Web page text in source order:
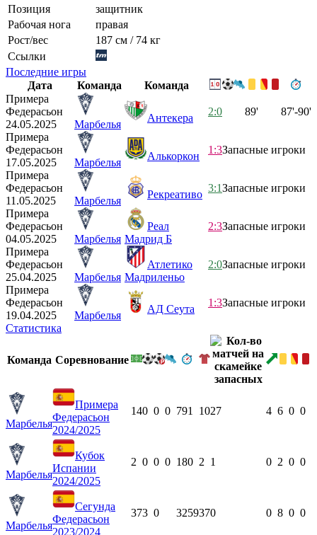
Позиция
защитник
Рабочая нога
правая
Рост/вес
187 см / 74 кг
Ссылки
Последние игры
Дата
Команда
Команда
Примера
Федерасьон
24.05.2025
Марбелья
Антекера
2:0 89' 87'-90'
Примера
Федерасьон
17.05.2025
Марбелья
Алькоркон
1:3Запасные игроки
Примера
Федерасьон
11.05.2025
Марбелья
Рекреативо
3:1Запасные игроки
Примера
Федерасьон
04.05.2025
Марбелья
Реал
Мадрид Б
2:3Запасные игроки
Примера
Федерасьон
25.04.2025
Марбелья
Атлетико
Мадриленьо
2:0Запасные игроки
Примера
Федерасьон
19.04.2025
Марбелья
АД Сеута
1:3Запасные игроки
Статистика
Команда Соревнование
Марбелья
Примера
Федерасьон
2024/2025
140 0 0 791 1027 4 6 0 0
Марбелья
Кубок
Испании
2024/2025
2 0 0 0 180 2 1 0 2 0 0
Марбелья
Сегунда
Федерасьон
2023/2024
373 0 3259370 0 8 0 0